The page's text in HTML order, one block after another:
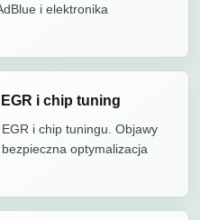
i elektronika
i chip tuning
i chip tuningu. Objawy
optymalizacja